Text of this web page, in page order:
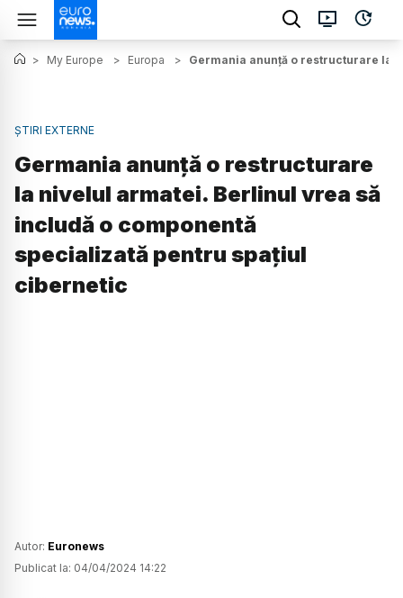
> My Europe > Europa > Germania anunţă o restructurare la
ȘTIRI EXTERNE
Germania anunţă o restructurare
la nivelul armatei. Berlinul vrea să
includă o componentă
specializată pentru spaţiul
cibernetic
Autor: Euronews
Publicat la: 04/04/2024 14:22